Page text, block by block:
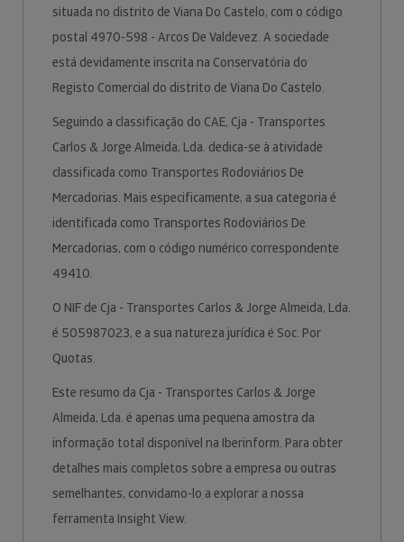
situada no distrito de Viana Do Castelo, com o código
postal 4970-598 - Arcos De Valdevez. A sociedade
está devidamente inscrita na Conservatória do
Registo Comercial do distrito de Viana Do Castelo.
Seguindo a classificação do CAE, Cja - Transportes
Carlos & Jorge Almeida, Lda. dedica-se à atividade
classificada como Transportes Rodoviários De
Mercadorias. Mais especificamente, a sua categoria é
identificada como Transportes Rodoviários De
Mercadorias, com o código numérico correspondente
49410.
O NIF de Cja - Transportes Carlos & Jorge Almeida, Lda.
é 505987023, e a sua natureza jurídica é Soc. Por
Quotas.
Este resumo da Cja - Transportes Carlos & Jorge
Almeida, Lda. é apenas uma pequena amostra da
informação total disponível na Iberinform. Para obter
detalhes mais completos sobre a empresa ou outras
semelhantes, convidamo-lo a explorar a nossa
ferramenta Insight View.